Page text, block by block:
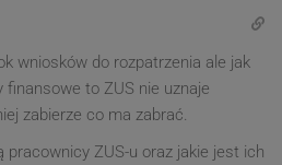
wniosków do rozpatrzenia ale jak
finansowe to ZUS nie uznaje
zabierze co ma zabrać.
ZUS-u oraz jakie jest ich